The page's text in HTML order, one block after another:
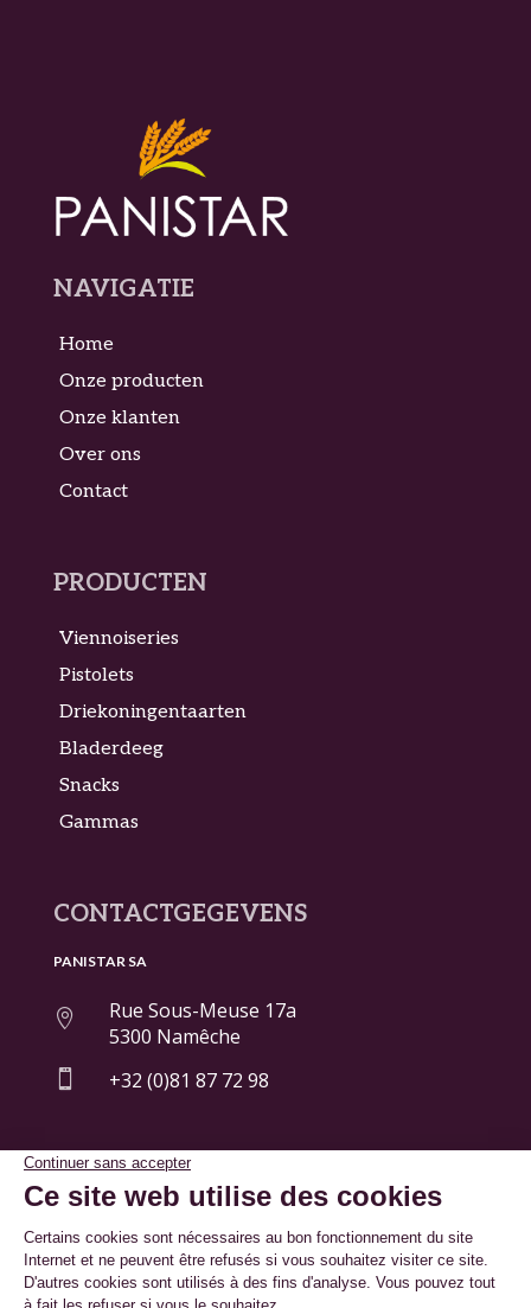
NAVIGATIE
Home
Onze producten
Onze klanten
Over ons
Contact
PRODUCTEN
Viennoiseries
Pistolets
Driekoningentaarten
Bladerdeeg
Snacks
Gammas
CONTACTGEGEVENS
PANISTAR SA

Rue Sous-Meuse 17a
5300 Namêche
 +32 (0)81 87 72 98